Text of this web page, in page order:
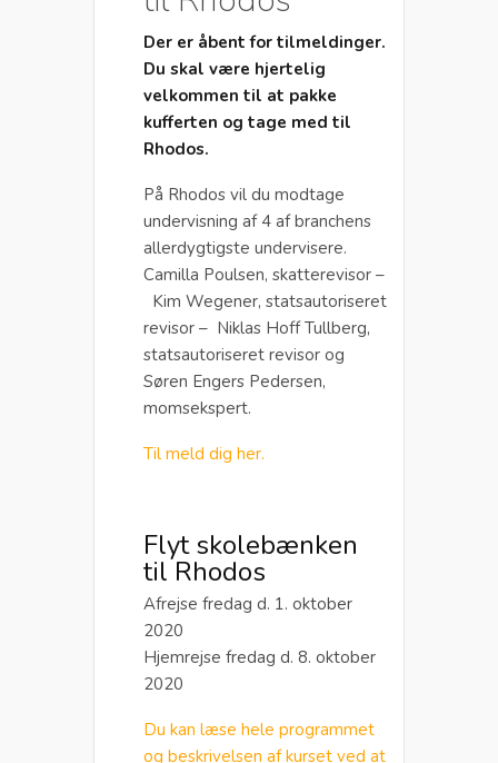
Der er åbent for tilmeldinger.
Du skal være hjertelig
velkommen til at pakke
kufferten og tage med til
Rhodos.
På Rhodos vil du modtage
undervisning af 4 af branchens
allerdygtigste undervisere.
Camilla Poulsen, skatterevisor –
Kim Wegener, statsautoriseret
revisor – Niklas Hoff Tullberg,
statsautoriseret revisor og
Søren Engers Pedersen,
momsekspert.
Til meld dig her.
Flyt skolebænken
til Rhodos
Afrejse fredag d. 1. oktober
2020
Hjemrejse fredag d. 8. oktober
2020
Du kan læse hele programmet
og beskrivelsen af kurset ved at